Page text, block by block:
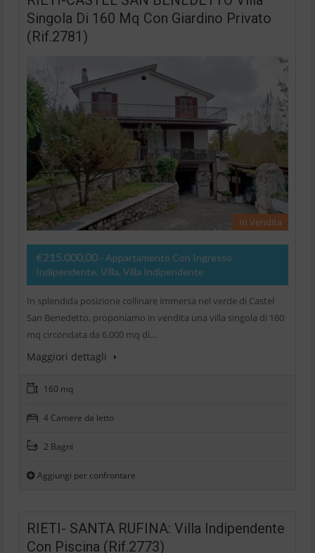
Singola Di 160 Mq Con Giardino Privato
(Rif.2781)
In Vendita
€215.000,00 - Appartamento Con Ingresso
Indipendente, Villa, Villa Indipendente
In splendida posizione collinare immersa nel verde di Castel
San Benedetto, proponiamo in vendita una villa singola di 160
mq circondata da 6.000 mq di…
Maggiori dettagli
160 mq
4 Camere da letto
2 Bagni
Aggiungi per confrontare
RIETI- SANTA RUFINA: Villa Indipendente
Con Piscina (Rif.2773)